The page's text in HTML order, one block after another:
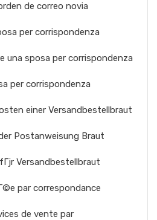
de correo novia
per corrispondenza
una sposa per corrispondenza
per corrispondenza
einer Versandbestellbraut
Postanweisung Braut
Versandbestellbraut
par correspondance
de vente par